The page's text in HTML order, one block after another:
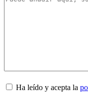
Ha leído y acepta la